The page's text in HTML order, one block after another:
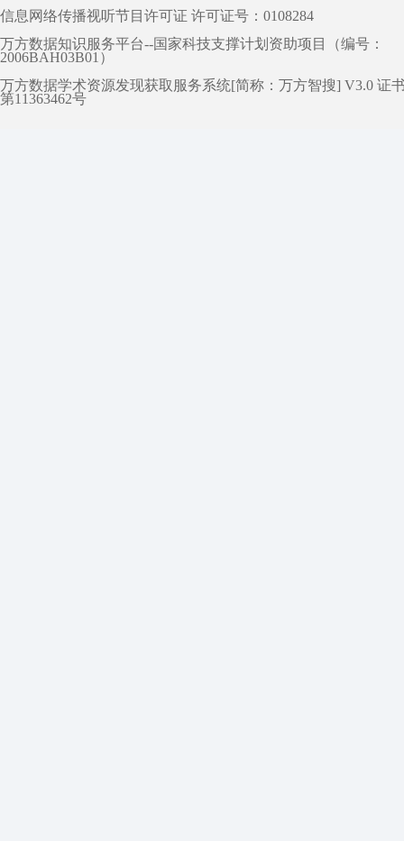
信息网络传播视听节目许可证 许可证号：0108284
万方数据知识服务平台--国家科技支撑计划资助项目（编号：
2006BAH03B01）
万方数据学术资源发现获取服务系统[简称：万方智搜] V3.0 证
第11363462号